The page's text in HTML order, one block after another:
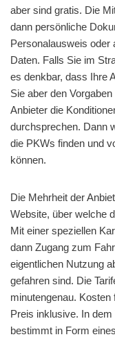
aber sind gratis. Die
dann persönliche
Personalausweis oder
Daten. Falls Sie im
es denkbar, dass Ihre
Sie aber den
Anbieter die
durchsprechen. Dann
die PKWs finden und
können.
Die Mehrheit der
Website, über welche
Mit einer speziellen
dann Zugang zum
eigentlichen Nutzung
gefahren sind. Die
minutengenau.
Preis inklusive. In
bestimmt in Form